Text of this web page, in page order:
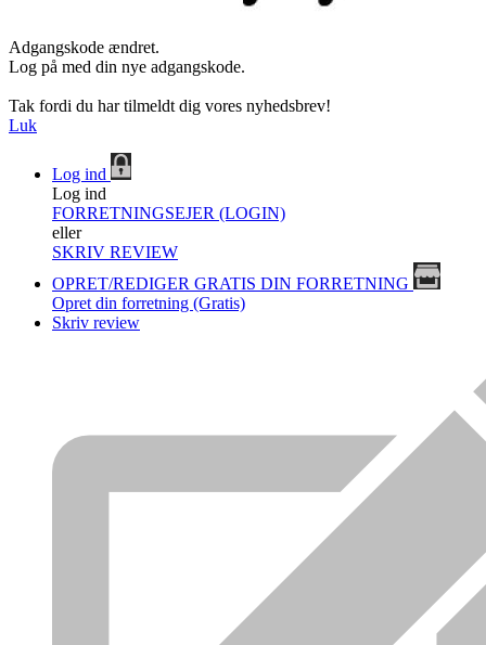
Adgangskode ændret.
Log på med din nye adgangskode.
Tak fordi du har tilmeldt dig vores nyhedsbrev!
Luk
Log ind
Log ind
FORRETNINGSEJER (LOGIN)
eller
SKRIV REVIEW
OPRET/REDIGER GRATIS DIN FORRETNING
Opret din forretning (Gratis)
Skriv review